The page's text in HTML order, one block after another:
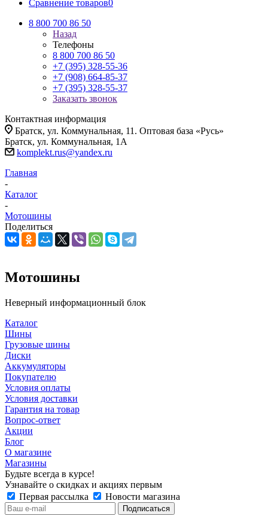
Сравнение товаров0
8 800 700 86 50
Назад
Телефоны
8 800 700 86 50
+7 (395) 328-55-36
+7 (908) 664-85-37
+7 (395) 328-55-37
Заказать звонок
Контактная информация
Братск, ул. Коммунальная, 11. Оптовая база «Русь»
Братск, ул. Коммунальная, 1А
komplekt.rus@yandex.ru
Главная
-
Каталог
-
Мотошины
Поделиться
Мотошины
Неверный информационный блок
Каталог
Шины
Грузовые шины
Диски
Аккумуляторы
Покупателю
Условия оплаты
Условия доставки
Гарантия на товар
Вопрос-ответ
Акции
Блог
О магазине
Магазины
Будьте всегда в курсе!
Узнавайте о скидках и акциях первым
Первая рассылка
Новости магазина